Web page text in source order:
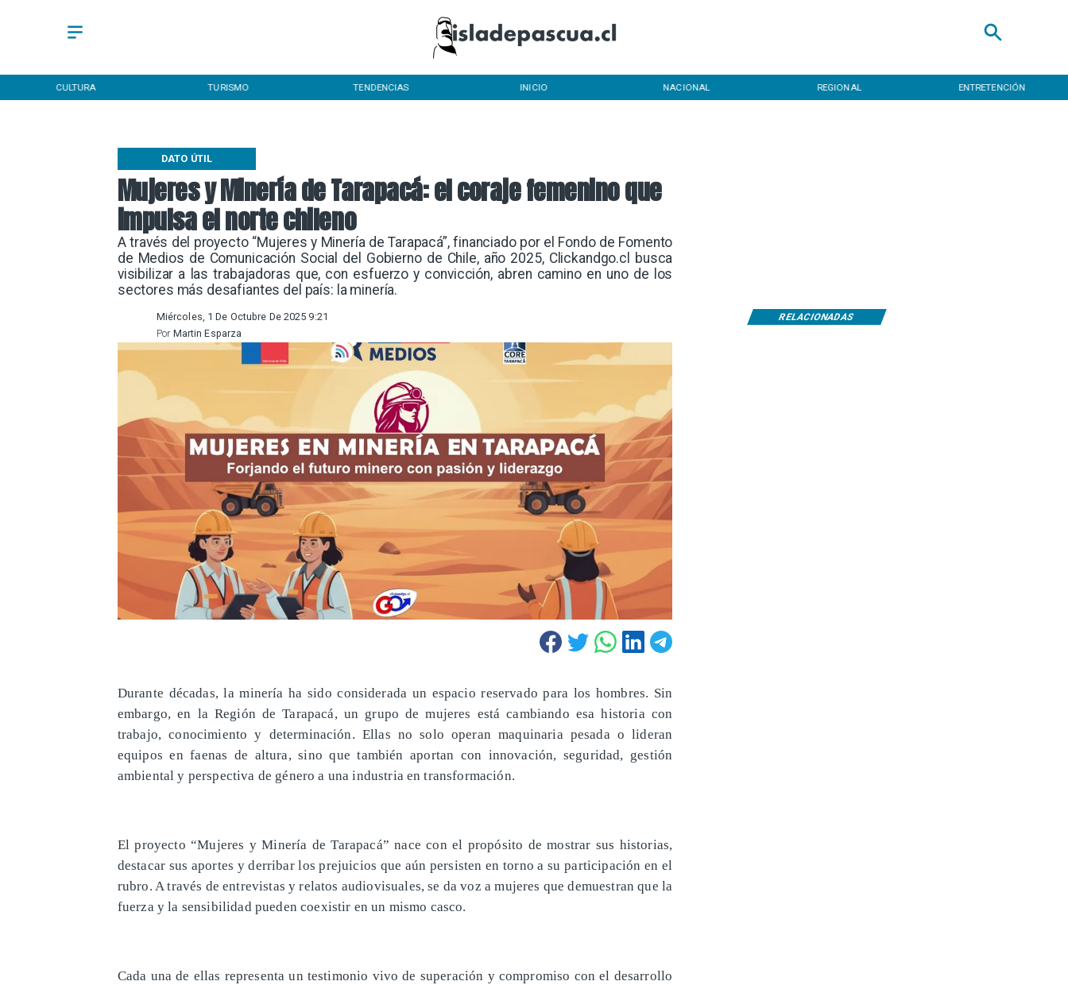
CULTURA TURISMO TENDENCIAS INICIO NACIONAL REGIONAL ENTRETENCIÓN
Mujeres y Minería de Tarapacá: el coraje femenino que
impulsa el norte chileno
A través del proyecto “Mujeres y Minería de Tarapacá”, financiado por el Fondo de Fomento
de Medios de Comunicación Social del Gobierno de Chile, año 2025, Clickandgo.cl busca
visibilizar a las trabajadoras que, con esfuerzo y convicción, abren camino en uno de los
sectores más desafiantes del país: la minería.
DATO ÚTIL
RELACIONADAS
Miércoles, 1 De Octubre De 2025 9:21
Martin Esparza
Por
Durante décadas, la minería ha sido considerada un espacio reservado para los hombres. Sin
embargo, en la Región de Tarapacá, un grupo de mujeres está cambiando esa historia con
trabajo, conocimiento y determinación. Ellas no solo operan maquinaria pesada o lideran
equipos en faenas de altura, sino que también aportan con innovación, seguridad, gestión
ambiental y perspectiva de género a una industria en transformación.
El proyecto “Mujeres y Minería de Tarapacá” nace con el propósito de mostrar sus historias,
destacar sus aportes y derribar los prejuicios que aún persisten en torno a su participación en el
rubro. A través de entrevistas y relatos audiovisuales, se da voz a mujeres que demuestran que la
fuerza y la sensibilidad pueden coexistir en un mismo casco.
Cada una de ellas representa un testimonio vivo de superación y compromiso con el desarrollo